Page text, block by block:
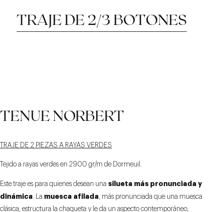
TRAJE DE 2/3 BOTONES
REVERSO DE 10 CM
BOTONES
LENGÜETAS
TENUE NORBERT
TRAJE DE 2 PIEZAS A RAYAS VERDES
Tejido a rayas verdes en 2900 gr/m de Dormeuil.
Este traje es para quienes desean una silueta más pronunciada y
dinámica. La muesca afilada, más pronunciada que una muesca
clásica, estructura la chaqueta y le da un aspecto contemporáneo,